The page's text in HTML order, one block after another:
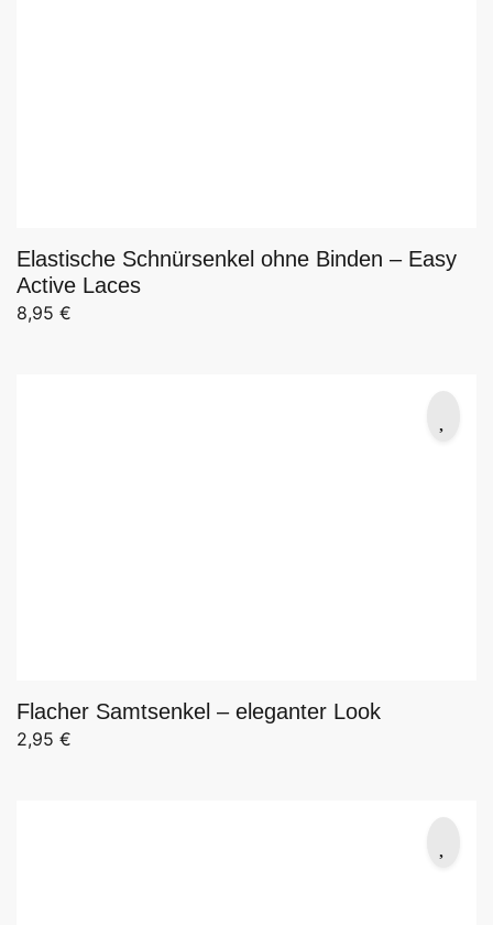
Elastische Schnürsenkel ohne Binden – Easy
Active Laces
8,95 €
Flacher Samtsenkel – eleganter Look
2,95 €